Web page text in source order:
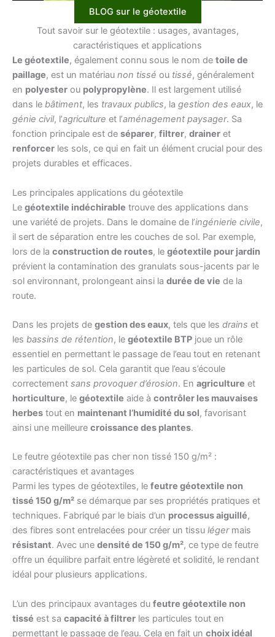
BLOG sur le géotextile
Tout savoir sur le géotextile : usages, avantages,
caractéristiques et applications
Le géotextile, également connu sous le nom de toile de
paillage, est un matériau non tissé ou tissé, généralement
en polyester ou polypropylène. Il est largement utilisé
dans le bâtiment, les travaux publics, la gestion des eaux, le
génie civil, l’agriculture et l’aménagement paysager. Sa
fonction principale est de séparer, filtrer, drainer et
renforcer les sols, ce qui en fait un élément crucial pour des
projets durables et efficaces.
Les principales applications du géotextile
Le géotextile indéchirable trouve des applications dans
une variété de projets. Dans le domaine de l’ingénierie civile,
il sert de séparation entre les couches de sol. Par exemple,
lors de la construction de routes, le géotextile pour jardin
prévient la contamination des granulats sous-jacents par le
sol environnant, prolongeant ainsi la durée de vie de la
route.
Dans les projets de gestion des eaux, tels que les drains et
les bassins de rétention, le géotextile BTP joue un rôle
essentiel en permettant le passage de l’eau tout en retenant
les particules de sol. Cela garantit que l’eau s’écoule
correctement sans provoquer d’érosion. En agriculture et
horticulture, le géotextile aide à contrôler les mauvaises
herbes tout en maintenant l’humidité du sol, favorisant
ainsi une meilleure croissance des plantes.
Le feutre géotextile pas cher non tissé 150 g/m² :
caractéristiques et avantages
Parmi les types de géotextiles, le feutre géotextile non
tissé 150 g/m² se démarque par ses propriétés pratiques et
techniques. Fabriqué par le biais d’un processus aiguillé,
des fibres sont entrelacées pour créer un tissu légermais
résistant. Avec une densité de 150 g/m², ce type de feutre
offre un équilibre parfait entre légèreté et solidité, le rendant
idéal pour plusieurs applications.
L’un des principaux avantages du feutre géotextile non
tissé est sa capacité à filtrer les particules tout en
permettant le passage de l’eau. Cela en fait un choix idéal